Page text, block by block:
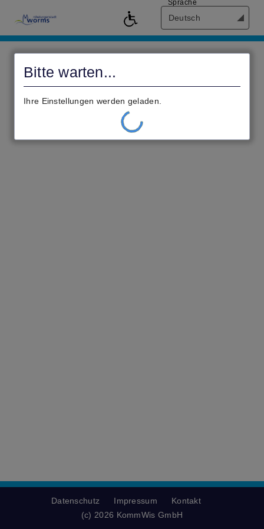
Bitte warten...
Ihre Einstellungen werden geladen.
Deutsch
Sprache
Datenschutz Impressum
Kontakt
(c) 2026 KommWis GmbH